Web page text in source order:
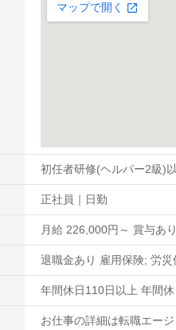
初任者研修(ヘルパー2級)
正社員｜日勤
月給 226,000円～ 賞与あり
退職金あり 雇用保険; 労
年間休日110日以上 年間
お仕事の詳細は転職エー